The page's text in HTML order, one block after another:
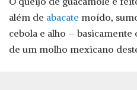
além de abacate moído,
cebola e alho –
de um molho mexicano